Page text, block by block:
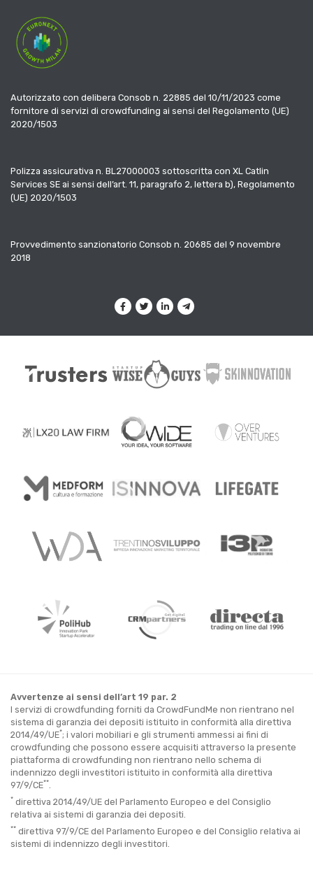
Autorizzato con delibera Consob n. 22885 del 10/11/2023 come
fornitore di servizi di crowdfunding ai sensi del Regolamento (UE)
2020/1503
Polizza assicurativa n. BL27000003 sottoscritta con XL Catlin
Services SE ai sensi dell’art. 11, paragrafo 2, lettera b), Regolamento
(UE) 2020/1503
Provvedimento sanzionatorio Consob n. 20685 del 9 novembre
2018
Avvertenze ai sensi dell’art 19 par. 2
I servizi di crowdfunding forniti da CrowdFundMe non rientrano nel
sistema di garanzia dei depositi istituito in conformità alla direttiva
2014/49/UE*; i valori mobiliari e gli strumenti ammessi ai fini di
crowdfunding che possono essere acquisiti attraverso la presente
piattaforma di crowdfunding non rientrano nello schema di
indennizzo degli investitori istituito in conformità alla direttiva
97/9/CE**
* direttiva 2014/49/UE del Parlamento Europeo e del Consiglio
relativa ai sistemi di garanzia dei depositi.
** direttiva 97/9/CE del Parlamento Europeo e del Consiglio relativa ai
sistemi di indennizzo degli investitori.